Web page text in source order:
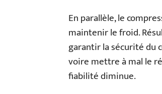
En parallèle, le
maintenir le froid.
garantir la sécurité du
voire mettre à mal le
fiabilité diminue.